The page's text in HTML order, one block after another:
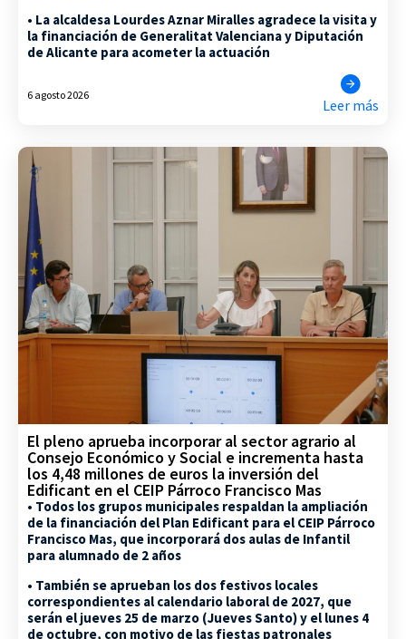
• La alcaldesa Lourdes Aznar Miralles agradece la visita y
la financiación de Generalitat Valenciana y Diputación
de Alicante para acometer la actuación
6 agosto 2026
Leer más
El pleno aprueba incorporar al sector agrario al
Consejo Económico y Social e incrementa hasta
los 4,48 millones de euros la inversión del
Edificant en el CEIP Párroco Francisco Mas
• Todos los grupos municipales respaldan la ampliación
de la financiación del Plan Edificant para el CEIP Párroco
Francisco Mas, que incorporará dos aulas de Infantil
para alumnado de 2 años
• También se aprueban los dos festivos locales
correspondientes al calendario laboral de 2027, que
serán el jueves 25 de marzo (Jueves Santo) y el lunes 4
de octubre, con motivo de las fiestas patronales